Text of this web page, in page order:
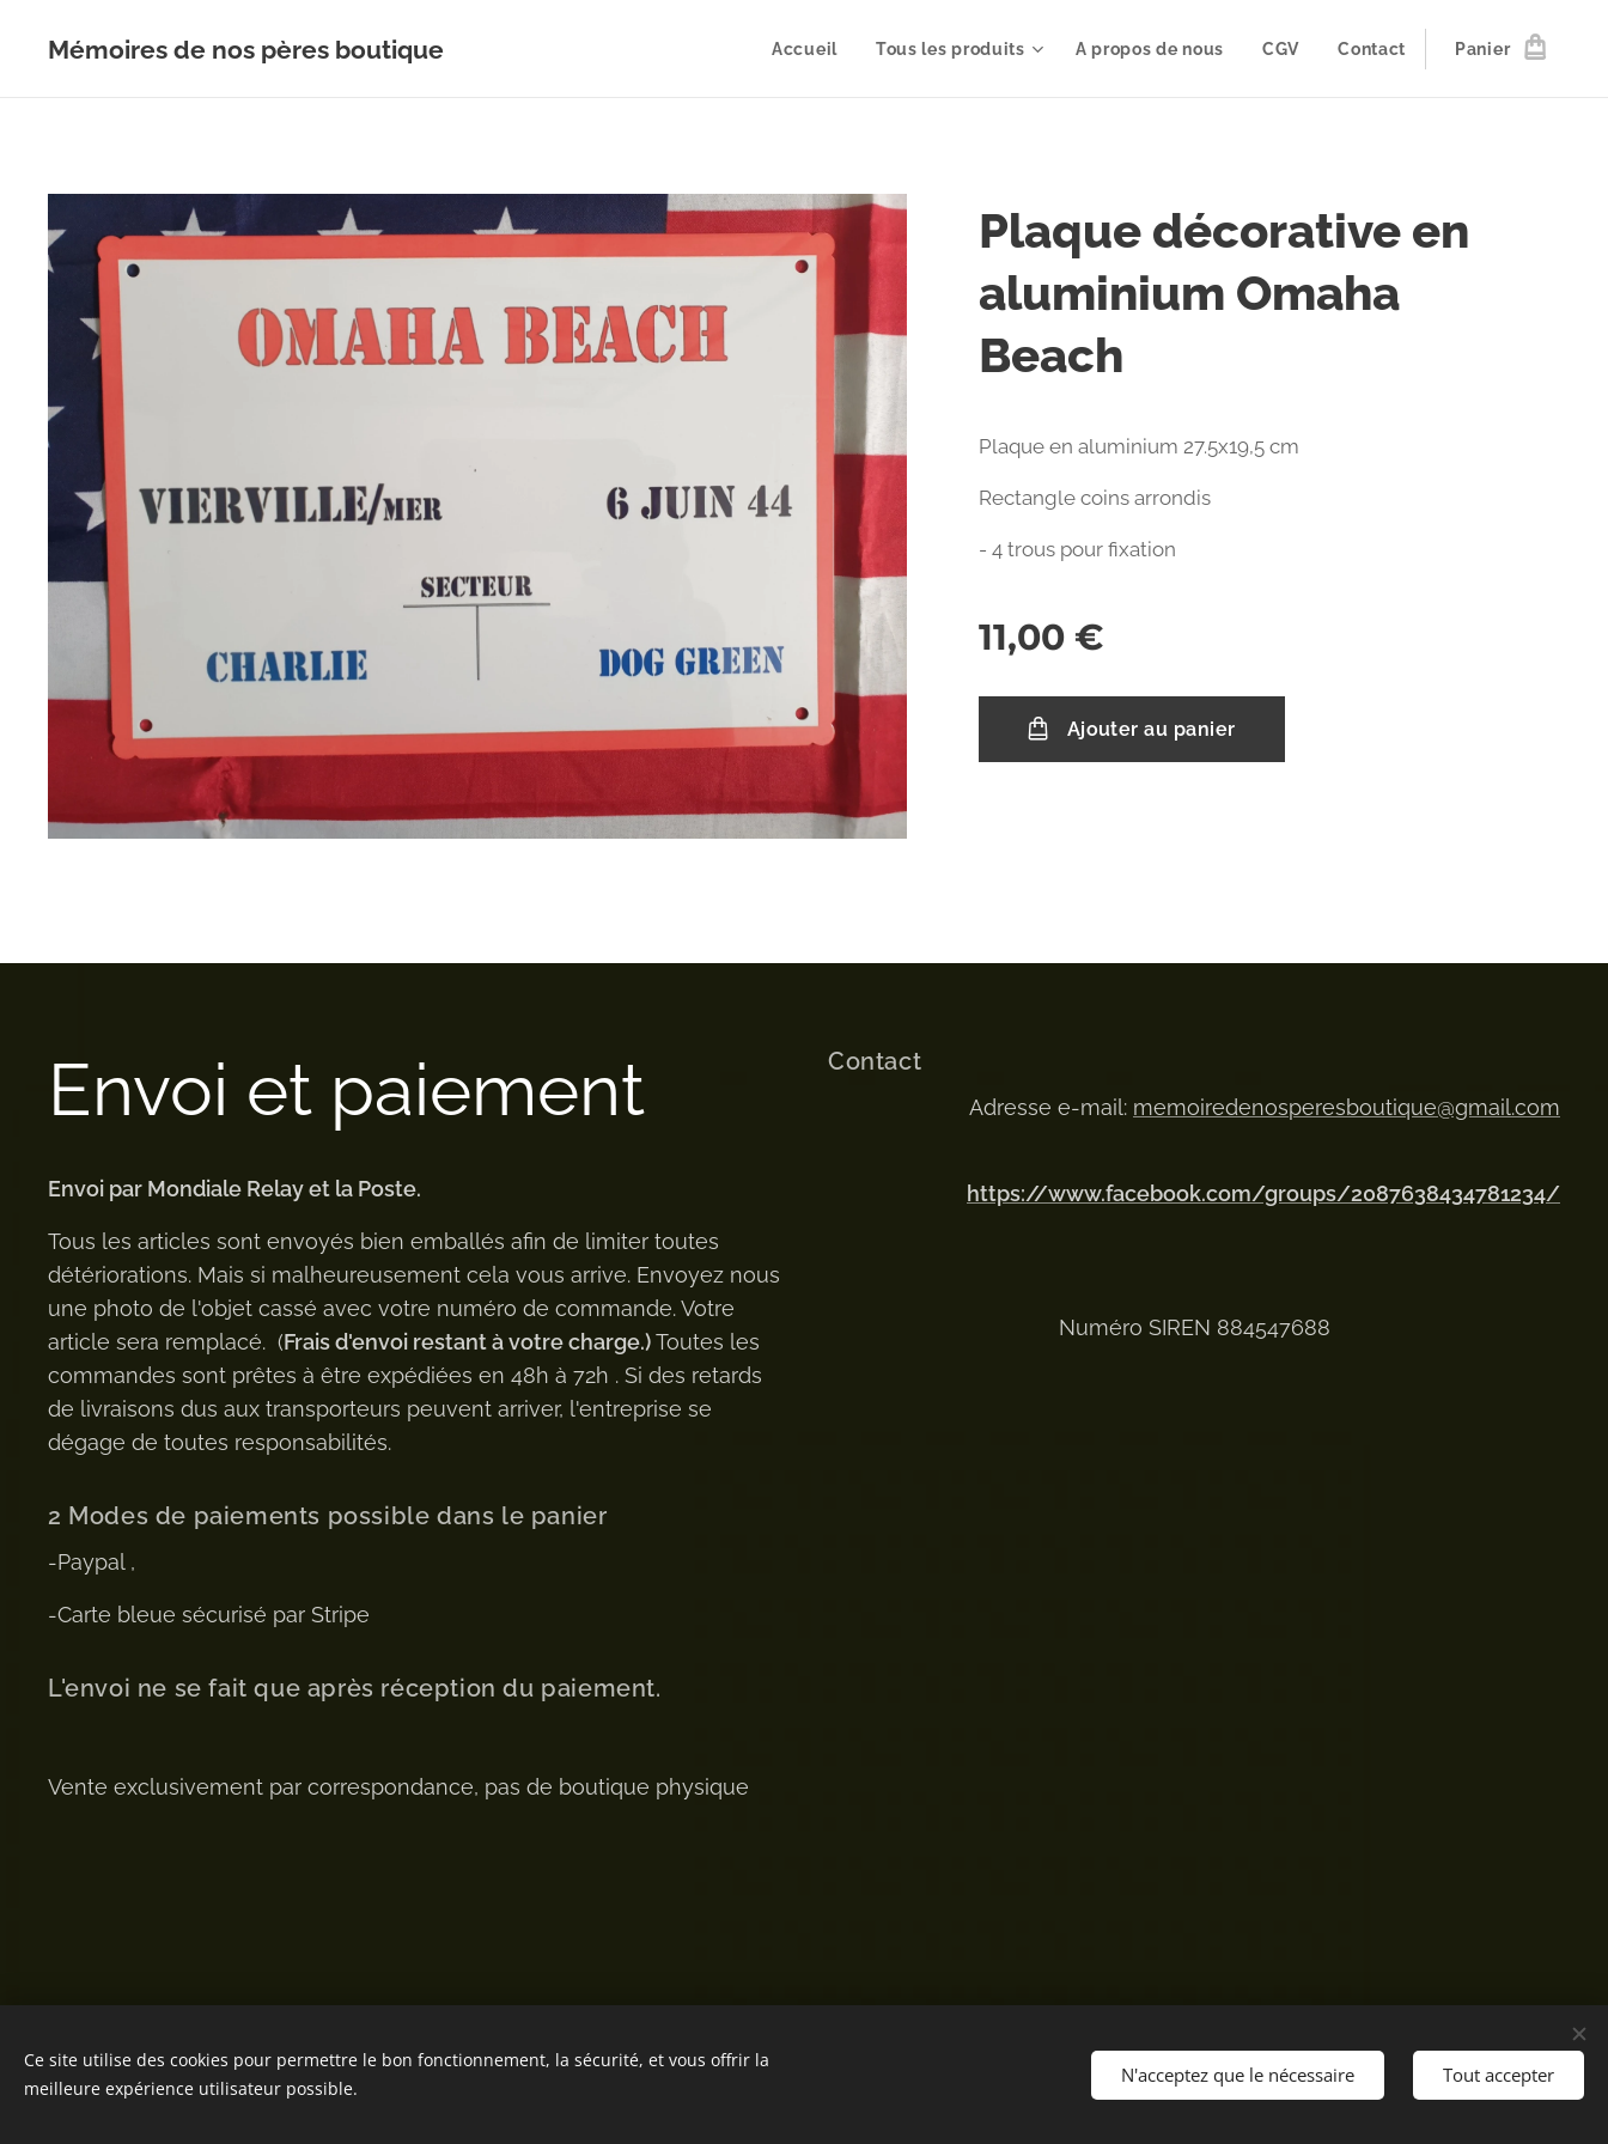
Mémoires de nos pères boutique Accueil Tous les produits A propos de nous CGV Contact Panier
Plaque décorative en
aluminium Omaha
Beach
Plaque en aluminium 27.5x19,5 cm
Rectangle coins arrondis
- 4 trous pour fixation
11,00 €
Ajouter au panier
Envoi et paiement
Envoi par Mondiale Relay et la Poste.
Tous les articles sont envoyés bien emballés afin de limiter toutes
détériorations. Mais si malheureusement cela vous arrive. Envoyez nous
une photo de l'objet cassé avec votre numéro de commande. Votre
article sera remplacé. (Frais d'envoi restant à votre charge.)Toutes les
commandes sont prêtes à être expédiées en 48h à 72h . Si des retards
de livraisons dus aux transporteurs peuvent arriver, l'entreprise se
dégage de toutes responsabilités.
2 Modes de paiements possible dans le panier
-Paypal ,
-Carte bleue sécurisé par Stripe
L'envoi ne se fait que après réception du paiement.
Vente exclusivement par correspondance, pas de boutique physique
Contact
Adresse e-mail: memoiredenosperesboutique@gmail.com
https://www.facebook.com/groups/2087638434781234/
Numéro SIREN 884547688
Ce site utilise des cookies pour permettre le bon fonctionnement, la sécurité, et vous offrir la
meilleure expérience utilisateur possible.
N'acceptez que le nécessaire Tout accepter